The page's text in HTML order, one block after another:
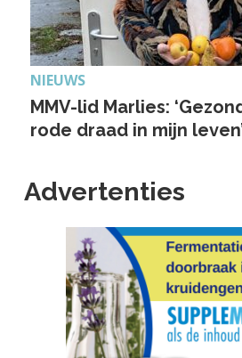
NIEUWS
MMV-lid Marlies:
rode draad in mijn
Advertenties